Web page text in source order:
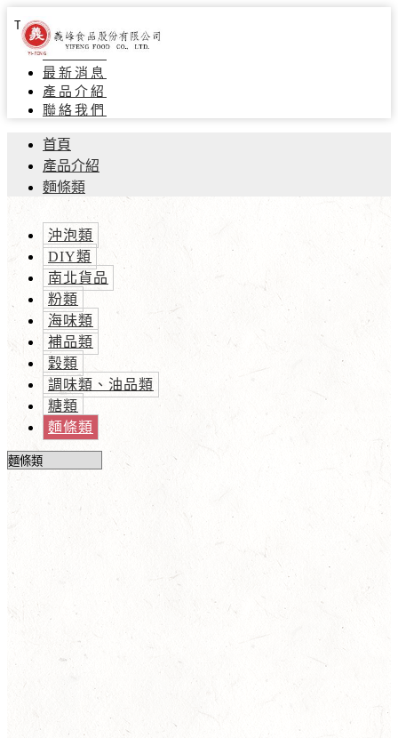
Toggle navigation
關於義峰
最新消息
產品介紹
聯絡我們
首頁
產品介紹
麵條類
沖泡類
DIY類
南北貨品
粉類
海味類
補品類
穀類
調味類、油品類
糖類
麵條類